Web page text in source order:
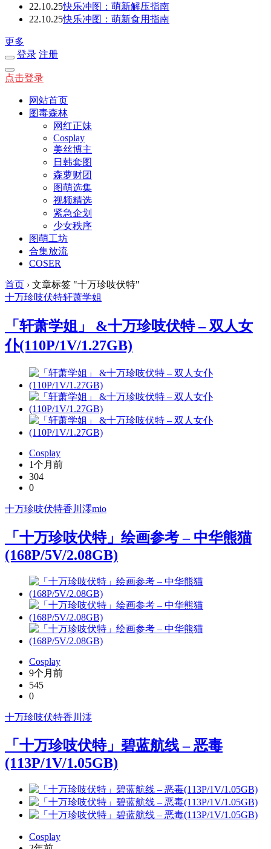
22.10.25快乐冲图：萌新解压指南
22.10.25快乐冲图：萌新食用指南
更多
登录 注册
点击登录
网站首页
图毒森林
网红正妹
Cosplay
美丝博主
日韩套图
森萝财团
图萌选集
视频精选
紧急企划
少女秩序
图萌工坊
合集放流
COSER
首页 › 文章标签 "十万珍吱伏特"
十万珍吱伏特轩萧学姐
「轩萧学姐」 &十万珍吱伏特 – 双人女
仆(110P/1V/1.27GB)
Cosplay
1个月前
304
0
十万珍吱伏特香川澪mio
「十万珍吱伏特」绘画参考 – 中华熊猫
(168P/5V/2.08GB)
Cosplay
9个月前
545
0
十万珍吱伏特香川澪
「十万珍吱伏特」碧蓝航线 – 恶毒
(113P/1V/1.05GB)
Cosplay